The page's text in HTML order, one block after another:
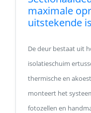
maximale
uitstekende
De deur bestaat uit
isolatieschuim
thermische en
monteert het
fotozellen en